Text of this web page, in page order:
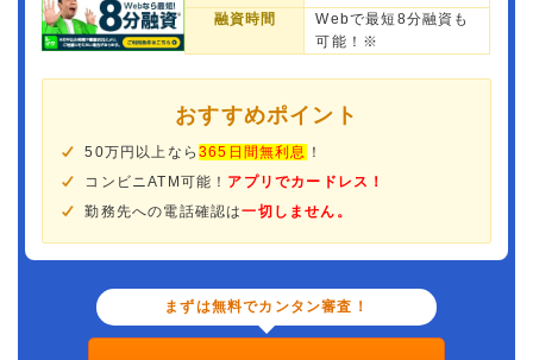
融資時間
Webで最短8分融資も
可能！※
おすすめポイント
50万円以上なら365日間無利息
！
コンビニATM可能！ アプリでカードレス！
勤務先への電話確認は一切しません。
まずは無料でカンタン審査！